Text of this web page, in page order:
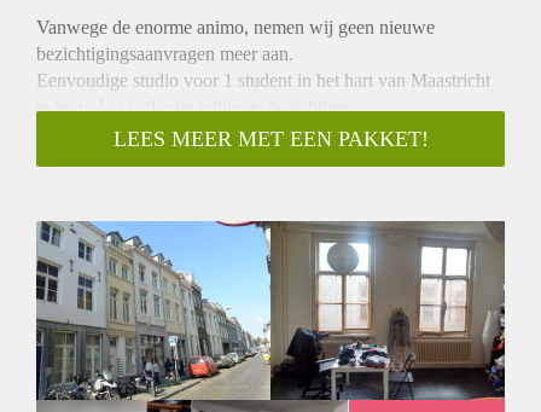
Vanwege de enorme animo, nemen wij geen nieuwe
bezichtigingsaanvragen meer aan.
Eenvoudige studio voor 1 student in het hart van Maastricht
te huur. Let wel, niet online te bezichtigen.
De studio is gelegen op de tweede verdieping van een
eenvoudig studentenpand aan de Brusselsestraat. De basis
badkamer is voorzien van wastafel, douche en toilet.
Huurgegevens:
- De huurprijs incl. G/W/E bedraagt € 900,- per maand.
- Waarborgsom bedraagt € 900,-
- Huisdieren zijn hier helaas niet toegestaan.
- Uitsluitend beschikbaar voor 1 rustige student.
Wij werken conform het toewijzigingsprotocol van Pararius.
LEES MEER MET EEN PAKKET!